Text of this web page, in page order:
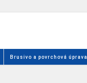
Brusivo a povrchová úprava